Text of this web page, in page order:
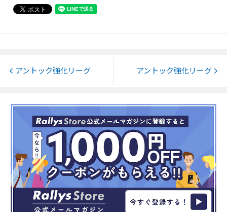
アントック強化リーグ アントック強化リーグ